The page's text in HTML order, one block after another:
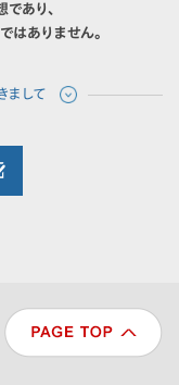
あり、
はありません。